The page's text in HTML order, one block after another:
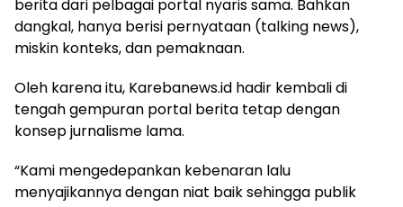
berita dari pelbagai portal nyaris sama. Bahkan
dangkal, hanya berisi pernyataan (talking news),
miskin konteks, dan pemaknaan.
Oleh karena itu, Karebanews.id hadir kembali di
tengah gempuran portal berita tetap dengan
konsep jurnalisme lama.
“Kami mengedepankan kebenaran lalu
menyajikannya dengan niat baik sehingga publik